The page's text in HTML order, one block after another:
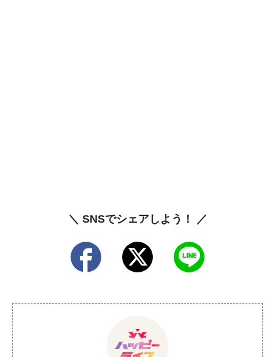
＼ SNSでシェアしよう！ ／